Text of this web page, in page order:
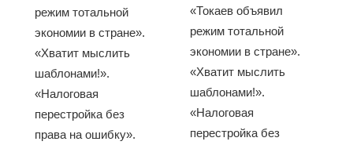
режим тотальной
экономии в стране».
«Хватит мыслить
шаблонами!».
«Налоговая
перестройка без
права на ошибку».
«Токаев объявил
режим тотальной
экономии в стране».
«Хватит мыслить
шаблонами!».
«Налоговая
перестройка без